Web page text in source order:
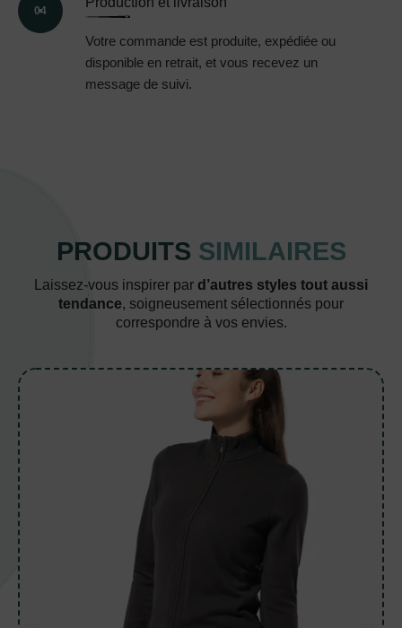
04
Votre commande est produite, expédiée ou
disponible en retrait, et vous recevez un
message de suivi.
PRODUITS SIMILAIRES
Laissez-vous inspirer par d’autres styles tout aussi
tendance, soigneusement sélectionnés pour
correspondre à vos envies.